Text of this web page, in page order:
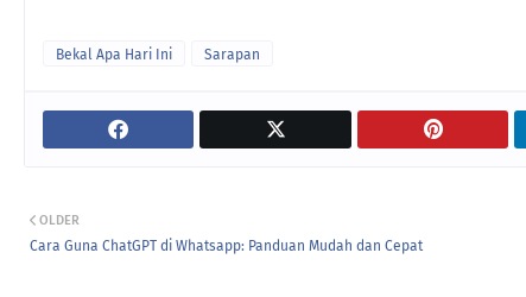
Bekal Apa Hari Ini Sarapan
OLDER
Cara Guna ChatGPT di Whatsapp: Panduan Mudah dan Cepat